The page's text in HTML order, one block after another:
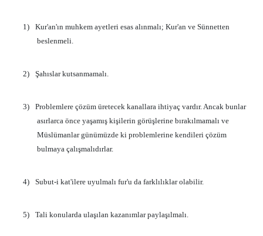
1)
Kur'an'ın muhkem ayetleri esas alınmalı; Kur'an ve Sünnetten
beslenmeli.
2) Şahıslar kutsanmamalı.
3)
Problemlere çözüm üretecek kanallara ihtiyaç vardır. Ancak bunlar
asırlarca önce yaşamış kişilerin görüşlerine bırakılmamalı ve
Müslümanlar günümüzde ki problemlerine kendileri çözüm
bulmaya çalışmalıdırlar.
4) Subut-i kat'ilere uyulmalı fur'u da farklılıklar olabilir.
5) Tali konularda ulaşılan kazanımlar paylaşılmalı.